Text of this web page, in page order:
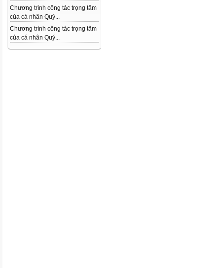
Chương trình công tác trọng tâm
của cá nhân Quý...
Chương trình công tác trọng tâm
của cá nhân Quý...